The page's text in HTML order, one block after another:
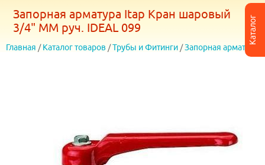
Каталог
Запорная арматура Itap Кран шаровый
3/4" MM руч. IDEAL 099
Главная / Каталог товаров /Трубы и Фитинги /Запорная арматура